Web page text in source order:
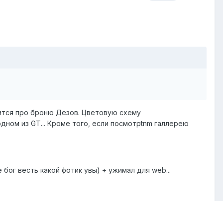
про броню Дезов. Цветовую схему
из GT... Кроме того, если посмотрtnm галлерею
весть какой фотик увы) + ужимал для web...